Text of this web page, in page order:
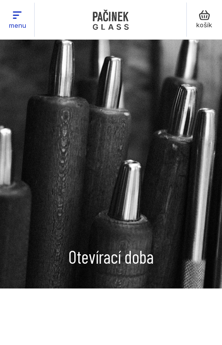
menu košík
Otevírací doba